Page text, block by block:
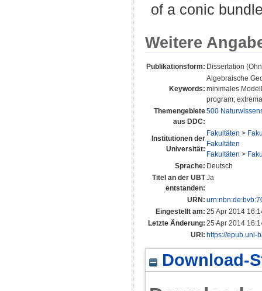
of a conic
Weitere
Publikationsform: Dissertation
Keywords:
Algebraische
minimales
program;
Themengebiete
aus DDC:
500
Institutionen der
Universität:
Fakultäten >
Fakultäten
Fakultäten >
Sprache: Deutsch
Titel an der UBT
entstanden:
Ja
URN:
Eingestellt am: 25 Apr 2014
Letzte Änderung: 25 Apr 2014
URI: https://epub.uni-
Download-